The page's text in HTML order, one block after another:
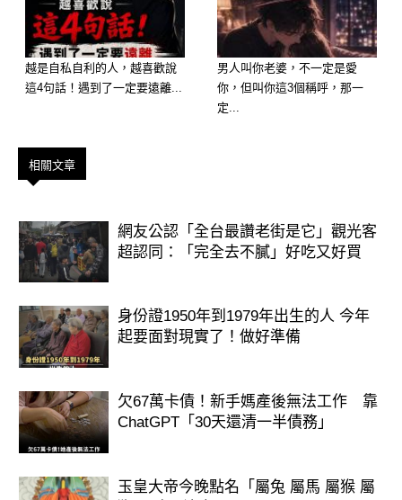
想知道財運狀況嗎？免費測驗
>>>>https://lihi.cc/Ozo8m
越是自私自利的人，越喜歡說
這4句話！遇到了一定要遠離...
男人叫你老婆，不一定是愛
你，但叫你這3個稱呼，那一
定...
相關文章
網友公認「全台最讚老街是它」觀光客
超認同：「完全去不膩」好吃又好買
身份證1950年到1979年出生的人 今年
起要面對現實了！做好準備
欠67萬卡債！新手媽產後無法工作 靠
ChatGPT「30天還清一半債務」
玉皇大帝今晚點名「屬兔 屬馬 屬猴 屬